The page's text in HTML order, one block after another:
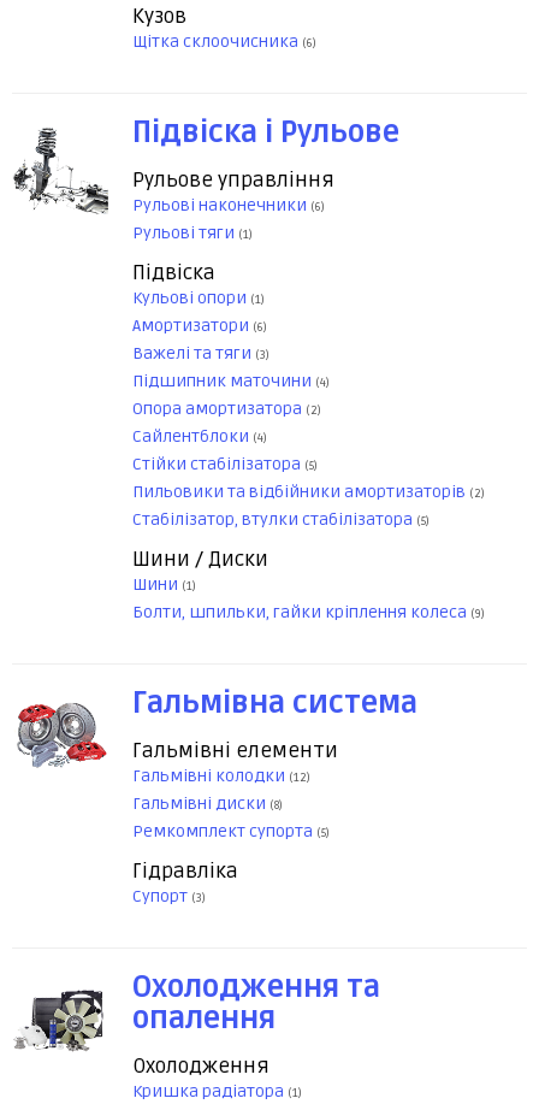
Кузов
Щітка склоочисника (6)
Підвіска і Рульове
Рульове управління
Рульові наконечники (6)
Рульові тяги (1)
Підвіска
Кульові опори (1)
Амортизатори (6)
Важелі та тяги (3)
Підшипник маточини (4)
Опора амортизатора (2)
Сайлентблоки (4)
Стійки стабілізатора (5)
Пильовики та відбійники амортизаторів (2)
Стабілізатор, втулки стабілізатора (5)
Шини / Диски
Шини (1)
Болти, шпильки, гайки кріплення колеса (9)
Гальмівна система
Гальмівні елементи
Гальмівні колодки (12)
Гальмівні диски (8)
Ремкомплект супорта (5)
Гідравліка
Супорт (3)
Охолодження та
опалення
Охолодження
Кришка радіатора (1)